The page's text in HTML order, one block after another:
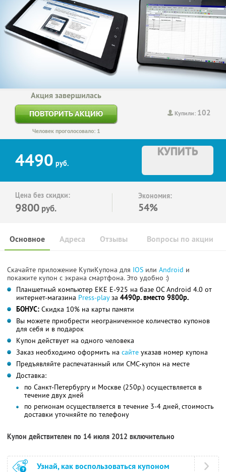
Купили: 102
Акция завершилась
ПОВТОРИТЬ АКЦИЮ
Человек проголосовало: 1
4490 руб.
КУПИТЬ
Цена без скидки:
9800 руб.
Экономия:
54%
Основное Отзывы Вопросы по акции
Адреса
Скачайте приложение КупиКупона для IOS или Android и
покажите купон с экрана смартфона. Это удобно :)
Планшетный компьютер EKE E-925 на базе ОС Android 4.0 от
интернет-магазина Press-playза 4490р. вместо 9800р.
БОНУС: Скидка 10% на карты памяти
Вы можете приобрести неограниченное количество купонов
для себя и в подарок
Купон действует на одного человека
Заказ необходимо оформить на сайте указав номер купона
Предъявляйте распечатанный или СМС-купон на месте
Доставка:
по Санкт-Петербургу и Москве (250р.) осуществляется в
течение двух дней
по регионам осуществляется в течение 3-4 дней, стоимость
доставки уточняйте по телефону
Купон действителен по 14 июля 2012 включительно
Узнай, как воспользоваться купоном